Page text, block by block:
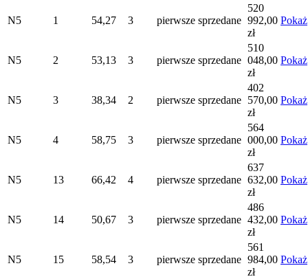
N5 1 54,27 3 pierwsze sprzedane
520
992,00
zł
Pokaż
N5 2 53,13 3 pierwsze sprzedane
510
048,00
zł
Pokaż
N5 3 38,34 2 pierwsze sprzedane
402
570,00
zł
Pokaż
N5 4 58,75 3 pierwsze sprzedane
564
000,00
zł
Pokaż
N5 13 66,42 4 pierwsze sprzedane
637
632,00
zł
Pokaż
N5 14 50,67 3 pierwsze sprzedane
486
432,00
zł
Pokaż
N5 15 58,54 3 pierwsze sprzedane
561
984,00
zł
Pokaż